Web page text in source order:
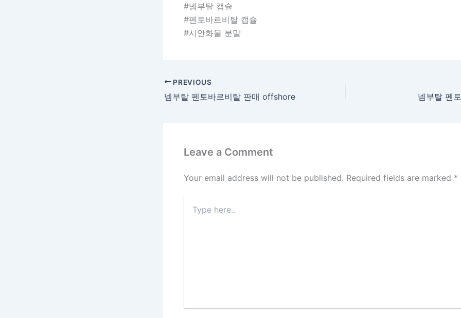
#넴부탈 캡슐
#펜토바르비탈 캡슐
#시안화물 분말
PREVIOUS
넴부탈 펜토바르비탈 판매 offshore 넴부탈 펜
Leave a Comment
Your email address will not be published. Required fields are marked *
here..